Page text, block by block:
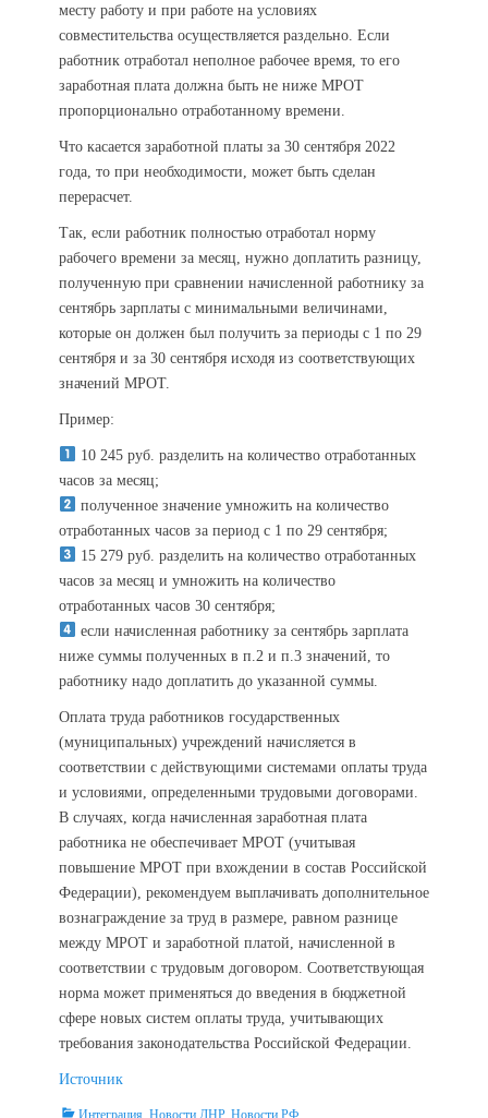
месту работу и при работе на условиях
совместительства осуществляется раздельно. Если
работник отработал неполное рабочее время, то его
заработная плата должна быть не ниже МРОТ
пропорционально отработанному времени.
Что касается заработной платы за 30 сентября 2022
года, то при необходимости, может быть сделан
перерасчет.
Так, если работник полностью отработал норму
рабочего времени за месяц, нужно доплатить разницу,
полученную при сравнении начисленной работнику за
сентябрь зарплаты с минимальными величинами,
которые он должен был получить за периоды с 1 по 29
сентября и за 30 сентября исходя из соответствующих
значений МРОТ.
Пример:
10 245 руб. разделить на количество отработанных
часов за месяц;
полученное значение умножить на количество
отработанных часов за период с 1 по 29 сентября;
15 279 руб. разделить на количество отработанных
часов за месяц и умножить на количество
отработанных часов 30 сентября;
если начисленная работнику за сентябрь зарплата
ниже суммы полученных в п.2 и п.3 значений, то
работнику надо доплатить до указанной суммы.
Оплата труда работников государственных
(муниципальных) учреждений начисляется в
соответствии с действующими системами оплаты труда
и условиями, определенными трудовыми договорами.
В случаях, когда начисленная заработная плата
работника не обеспечивает МРОТ (учитывая
повышение МРОТ при вхождении в состав Российской
Федерации), рекомендуем выплачивать дополнительное
вознаграждение за труд в размере, равном разнице
между МРОТ и заработной платой, начисленной в
соответствии с трудовым договором. Соответствующая
норма может применяться до введения в бюджетной
сфере новых систем оплаты труда, учитывающих
требования законодательства Российской Федерации.
Источник
Categories
Интеграция Новости ДНР, Новости РФ